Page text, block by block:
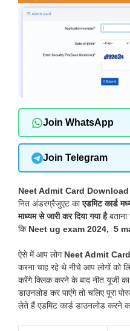
Join WhatsApp
Join Telegram
Neet Admit Card
नित अंडरग्रैजुएट काएडमिट कार्ड
माध्यम से जारी कर दिया गया हैबताना
कि Neet ug exam 2024, 5
ऐसे में आप लोग Neet Admit
करना चाह रहे थे नीचे आप लोगों को
करेंगे क्लिक करने के बाद नीत यूजी
डाउनलोड कर पाएंगे तो चलिए पूरा
लेते हैं एडमिट कार्ड डाउनलोड करने